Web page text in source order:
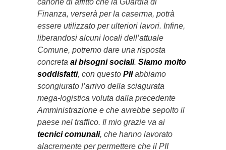
canone di affitto che la Guardia di
Finanza, verserà per la caserma, potrà
essere utilizzato per ulteriori lavori. Infine,
liberandosi alcuni locali dell’attuale
Comune, potremo dare una risposta
concreta ai bisogni sociali. Siamo molto
soddisfatti, con questo PIIabbiamo
scongiurato l’arrivo della sciagurata
mega-logistica voluta dalla precedente
Amministrazione e che avrebbe sepolto il
paese nel traffico. Il mio grazie va ai
tecnici comunali, che hanno lavorato
alacremente per permettere che il PII